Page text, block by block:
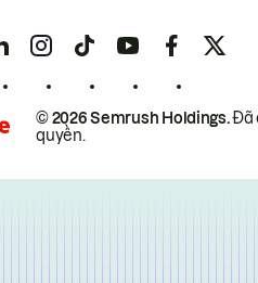
© 2026 Semrush Holdings.Đã
quyền.